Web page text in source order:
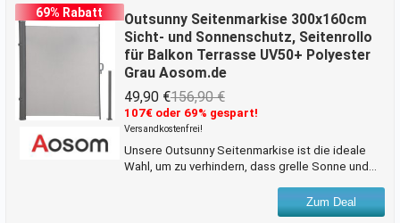
Muskelschmerzen und Verspannungen lindern
und die Blutzirkulation verbessern. Dieser
elektrische Liftsessel von HOMCOM hat alles,
was Sie sich wünschen können.Beschreibung:-
Der sanfte und leise Motor sorgt für einen
stabilen Übergang vom Sitzen
69% Rabatt
Outsunny Seitenmarkise 300x160cm
Sicht- und Sonnenschutz, Seitenrollo
für Balkon Terrasse UV50+ Polyester
Grau Aosom.de
49,90 €156,90 €
107€ oder 69% gespart!
Versandkostenfrei!
Unsere Outsunny Seitenmarkise ist die ideale
Wahl, um zu verhindern, dass grelle Sonne und
schafft einen gemütlichen und geschützten
Raum, den Sie in Ihrem Garten, auf dem Balkon
Zum Deal